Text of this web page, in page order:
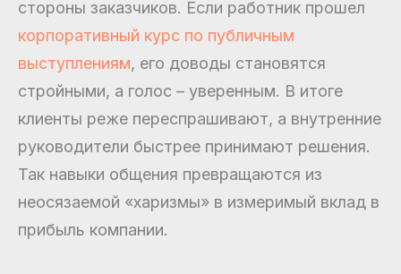
стороны заказчиков. Если работник прошел
корпоративный курс по публичным
выступлениям, его доводы становятся
стройными, а голос – уверенным. В итоге
клиенты реже переспрашивают, а внутренние
руководители быстрее принимают решения.
Так навыки общения превращаются из
неосязаемой «харизмы» в измеримый вклад в
прибыль компании.